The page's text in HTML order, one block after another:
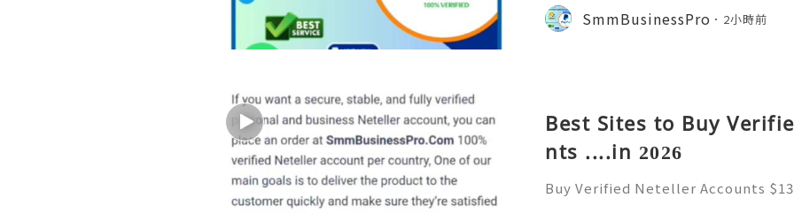
e Welcome to Never South
gine and online platform. Al
SmmBusinessPro 2小時前
Best Sites to Buy
nts ....in 2026
Buy Verified Neteller Accounts